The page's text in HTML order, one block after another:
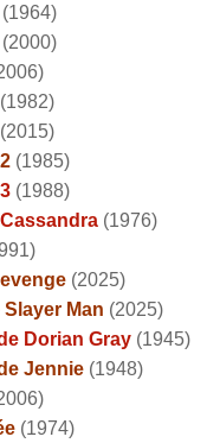
(1964)
(2000)
(1982)
(2015)
(1985)
(1988)
(1976)
(2025)
Man (2025)
Dorian Gray (1945)
Jennie (1948)
(1974)